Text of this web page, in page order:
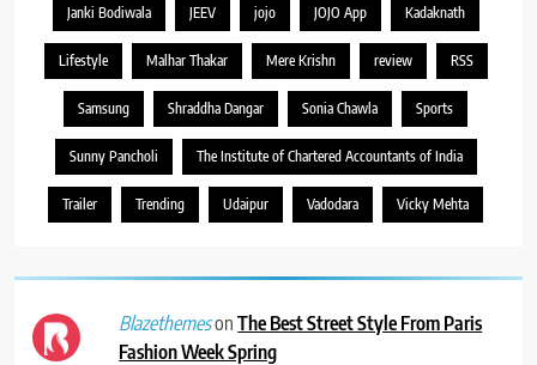
Janki Bodiwala JEEV jojo JOJO App Kadaknath
Lifestyle Malhar Thakar Mere Krishn review RSS
Samsung Shraddha Dangar Sonia Chawla Sports
Sunny Pancholi The Institute of Chartered Accountants of India
Trailer Trending Udaipur Vadodara Vicky Mehta
BlazethemesonThe Best Street Style From Paris
Fashion Week Spring